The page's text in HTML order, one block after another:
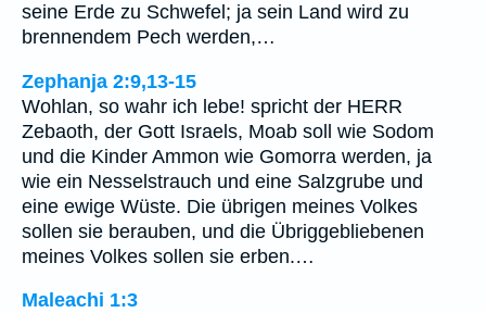
seine Erde zu Schwefel; ja sein Land wird zu
brennendem Pech werden,…
Zephanja 2:9,13-15
Wohlan, so wahr ich lebe! spricht der HERR
Zebaoth, der Gott Israels, Moab soll wie Sodom
und die Kinder Ammon wie Gomorra werden, ja
wie ein Nesselstrauch und eine Salzgrube und
eine ewige Wüste. Die übrigen meines Volkes
sollen sie berauben, und die Übriggebliebenen
meines Volkes sollen sie erben.…
Maleachi 1:3